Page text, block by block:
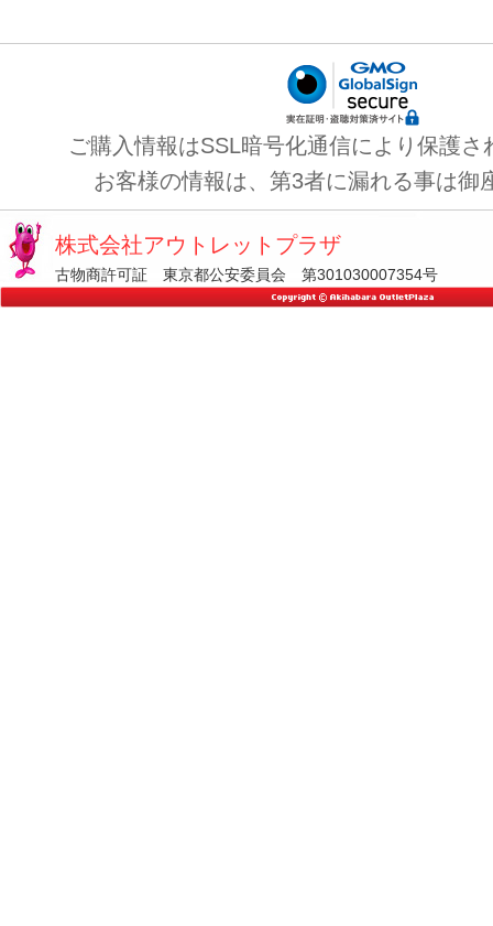
ご購入情報はSSL暗号化通信により保護さ
お客様の情報は、第3者に漏れる事は御
株式会社アウトレットプラザ
古物商許可証 東京都公安委員会 第301030007354号